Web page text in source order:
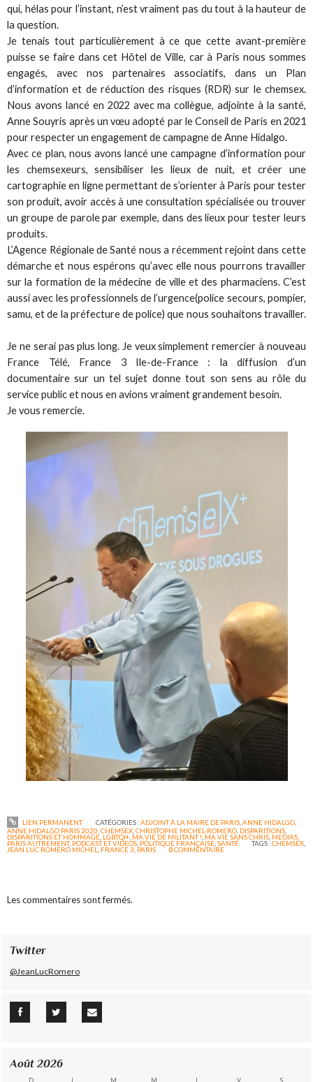
qui, hélas pour l’instant, n’est vraiment pas du tout à la hauteur de
la question.
Je tenais tout particulièrement à ce que cette avant-première
puisse se faire dans cet Hôtel de Ville, car à Paris nous sommes
engagés, avec nos partenaires associatifs, dans un Plan
d’information et de réduction des risques (RDR) sur le chemsex.
Nous avons lancé en 2022 avec ma collègue, adjointe à la santé,
Anne Souyris après un vœu adopté par le Conseil de Paris en 2021
pour respecter un engagement de campagne de Anne Hidalgo.
Avec ce plan, nous avons lancé une campagne d’information pour
les chemsexeurs, sensibiliser les lieux de nuit, et créer une
cartographie en ligne permettant de s’orienter à Paris pour tester
son produit, avoir accès à une consultation spécialisée ou trouver
un groupe de parole par exemple, dans des lieux pour tester leurs
produits.
L’Agence Régionale de Santé nous a récemment rejoint dans cette
démarche et nous espérons qu’avec elle nous pourrons travailler
sur la formation de la médecine de ville et des pharmaciens. C’est
aussi avec les professionnels de l’urgence(police secours, pompier,
samu, et de la préfecture de police) que nous souhaitons travailler.
Je ne serai pas plus long. Je veux simplement remercier à nouveau
France Télé, France 3 Ile-de-France : la diffusion d’un
documentaire sur un tel sujet donne tout son sens au rôle du
service public et nous en avions vraiment grandement besoin.
Je vous remercie.
LIEN PERMANENT CATÉGORIES :ADJOINT À LA MAIRE DE PARIS, ANNE HIDALGO,
ANNE HIDALGO PARIS 2020 ,CHEMSEX ,CHRISTOPHE MICHEL-ROMERO DISPARITIONS
DISPARITIONS ET HOMMAGE LGBTQI+ MA VIE DE MILITANT ! MA VIE SANS CHRIS MEDIAS
PARIS AUTREMENT, PODCAST ET VIDEOS POLITIQUE FRANÇAISE ,SANTÉ TAGS :CHEMSEX
JEAN LUC ROMERO MICHEL FRANCE 3 ,PARIS 0COMMENTAIRE
Les commentaires sont fermés.
Twitter
@JeanLucRomero
Août 2026
D L M M J V S